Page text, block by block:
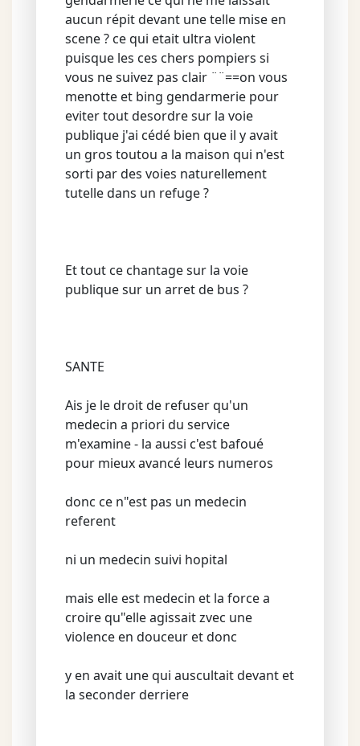
aucun répit devant une telle mise en
scene ? ce qui etait ultra violent
puisque les ces chers pompiers si
vous ne suivez pas clair ¨¨==on vous
menotte et bing gendarmerie pour
eviter tout desordre sur la voie
publique j'ai cédé bien que il y avait
un gros toutou a la maison qui n'est
sorti par des voies naturellement
tutelle dans un refuge ?
Et tout ce chantage sur la voie
publique sur un arret de bus ?
SANTE
Ais je le droit de refuser qu'un
medecin a priori du service
m'examine - la aussi c'est bafoué
pour mieux avancé leurs numeros
donc ce n"est pas un medecin
referent
ni un medecin suivi hopital
mais elle est medecin et la force a
croire qu"elle agissait zvec une
violence en douceur et donc
y en avait une qui auscultait devant et
la seconder derriere